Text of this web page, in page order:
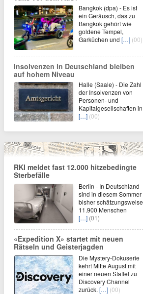
Bangkok (dpa) - Es ist
ein Geräusch, das zu
Bangkok gehört wie
goldene Tempel,
Garküchen und […] (00)
Insolvenzen in Deutschland bleiben
auf hohem Niveau
Halle (Saale) - Die Zahl
der Insolvenzen von
Personen- und
Kapitalgesellschaften in
[…] (00)
RKI meldet fast 12.000 hitzebedingte
Sterbefälle
Berlin - In Deutschland
sind in diesem Sommer
bisher schätzungsweise
11.900 Menschen
[…] (01)
«Expedition X» startet mit neuen
Rätseln und Geisterjagden
Die Mystery-Dokuserie
kehrt Mitte August mit
einer neuen Staffel zu
Discovery Channel
zurück. […] (00)